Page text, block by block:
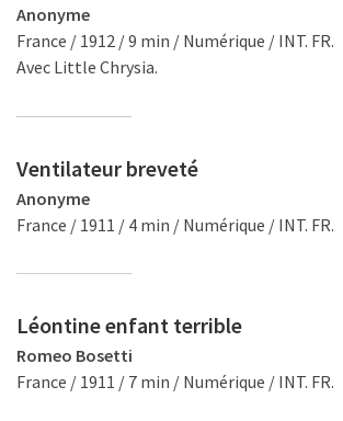
Anonyme
France / 1912 / 9 min / Numérique / INT. FR.
Avec Little Chrysia.
Ventilateur breveté
Anonyme
France / 1911 / 4 min / Numérique / INT. FR.
Léontine enfant terrible
Romeo Bosetti
France / 1911 / 7 min / Numérique / INT. FR.